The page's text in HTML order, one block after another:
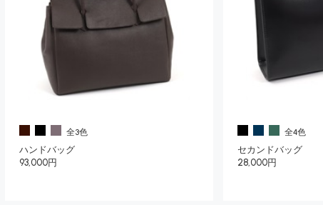
全3色
ハンドバッグ
93,000円
全4色
セカンドバッグ
28,000円